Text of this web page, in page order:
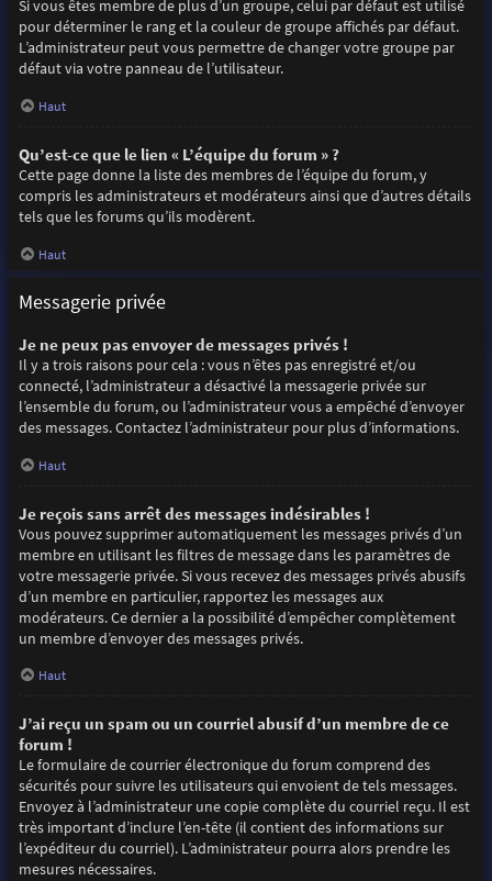
Si vous êtes membre de plus d’un groupe, celui par défaut est utilisé
pour déterminer le rang et la couleur de groupe affichés par défaut.
L’administrateur peut vous permettre de changer votre groupe par
défaut via votre panneau de l’utilisateur.
Haut
Qu’est-ce que le lien « L’équipe du forum » ?
Cette page donne la liste des membres de l’équipe du forum, y
compris les administrateurs et modérateurs ainsi que d’autres détails
tels que les forums qu’ils modèrent.
Haut
Messagerie privée
Je ne peux pas envoyer de messages privés !
Il y a trois raisons pour cela : vous n’êtes pas enregistré et/ou
connecté, l’administrateur a désactivé la messagerie privée sur
l’ensemble du forum, ou l’administrateur vous a empêché d’envoyer
des messages. Contactez l’administrateur pour plus d’informations.
Haut
Je reçois sans arrêt des messages indésirables !
Vous pouvez supprimer automatiquement les messages privés d’un
membre en utilisant les filtres de message dans les paramètres de
votre messagerie privée. Si vous recevez des messages privés abusifs
d’un membre en particulier, rapportez les messages aux
modérateurs. Ce dernier a la possibilité d’empêcher complètement
un membre d’envoyer des messages privés.
Haut
J’ai reçu un spam ou un courriel abusif d’un membre de ce
forum !
Le formulaire de courrier électronique du forum comprend des
sécurités pour suivre les utilisateurs qui envoient de tels messages.
Envoyez à l’administrateur une copie complète du courriel reçu. Il est
très important d’inclure l’en-tête (il contient des informations sur
l’expéditeur du courriel). L’administrateur pourra alors prendre les
mesures nécessaires.